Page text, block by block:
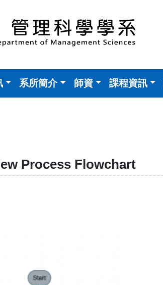
系所簡介 師資 課程資訊
Process Flowchart